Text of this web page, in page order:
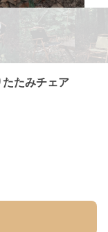
たみチェア